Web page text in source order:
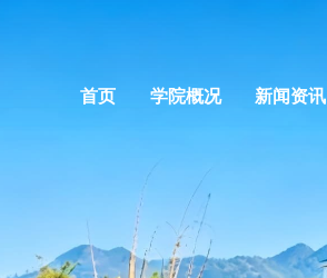
首页 学院概况 新闻资讯